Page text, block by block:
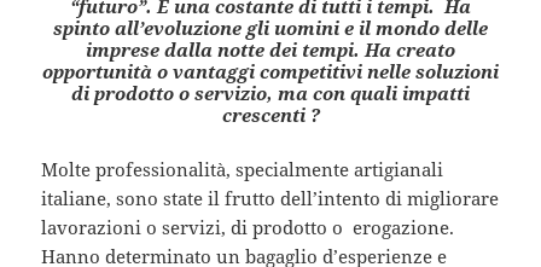
“futuro”. È una costante di tutti i tempi. Ha
spinto all’evoluzione gli uomini e il mondo delle
imprese dalla notte dei tempi. Ha creato
opportunità o vantaggi competitivi nelle soluzioni
di prodotto o servizio, ma con quali impatti
crescenti ?
Molte professionalità, specialmente artigianali
italiane, sono state il frutto dell’intento di migliorare
lavorazioni o servizi, di prodotto o erogazione.
Hanno determinato un bagaglio d’esperienze e